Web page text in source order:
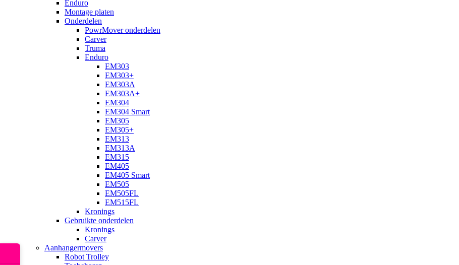
Enduro
Montage platen
Onderdelen
PowrMover onderdelen
Carver
Truma
Enduro
EM303
EM303+
EM303A
EM303A+
EM304
EM304 Smart
EM305
EM305+
EM313
EM313A
EM315
EM405
EM405 Smart
EM505
EM505FL
EM515FL
Kronings
Gebruikte onderdelen
Kronings
Carver
Aanhangermovers
Robot Trolley